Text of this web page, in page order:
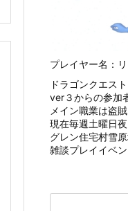
プレイヤー名：リ
ドラゴンクエス
ver３からの参加
メイン職業は盗賊
現在毎週土曜日
グレン住宅村雪
雑談プレイイベ